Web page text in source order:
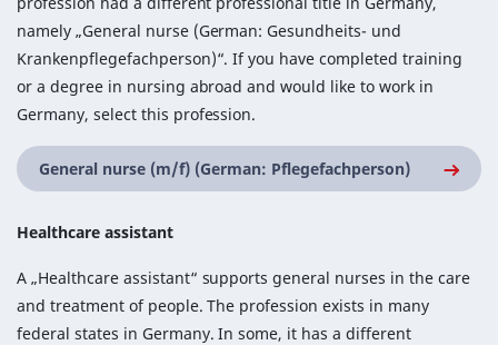
namely „General nurse (German: Gesundheits- und
Krankenpflegefachperson)“. If you have completed training
or a degree in nursing abroad and would like to work in
Germany, select this profession.
General nurse (m/f) (German: Pflegefachperson)
Healthcare assistant
A „Healthcare assistant“ supports general nurses in the care
and treatment of people. The profession exists in many
federal states in Germany. In some, it has a different